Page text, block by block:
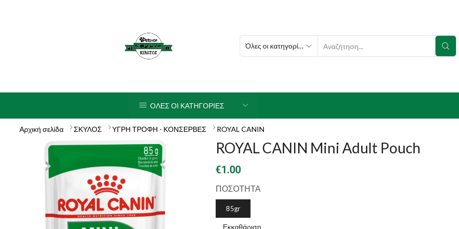
SEARCH
ΟΛΕΣ ΟΙ ΚΑΤΗΓΟΡΙΕΣ
Αρχική σελίδα ΣΚΥΛΟΣ ΥΓΡΗ ΤΡΟΦΗ - ΚΟΝΣΕΡΒΕΣ ROYAL CANIN
ROYAL CANIN Mini Adult Pouch
€1.00
ΠΟΣΟΤΗΤΑ
85gr
Εκκαθάριση